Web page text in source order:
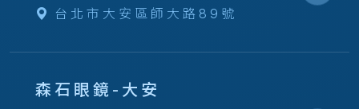
台北市大安區師大路89號
森石眼鏡-大安